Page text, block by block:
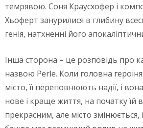
темрявою. Соня Краусхофер і
Хьоферт занурилися в глибину
генія, натхненні його
Інша сторона – це розповідь про
назвою Perle. Коли головна
місто, її переповнюють надії, і
нове і краще життя, на початку їй
прекрасним, але місто